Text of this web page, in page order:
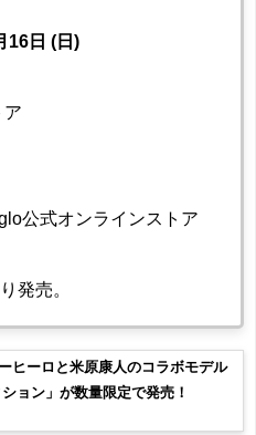
16日 (日)
ア
公式オンラインストア
発売。
ヒーロと米原康人のコラボモデル
ション」が数量限定で発売！